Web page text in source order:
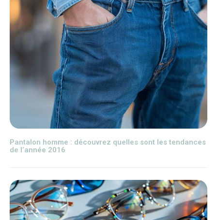
Pantalon homme : découvrez quelles sont les tendances
de l’année 2016